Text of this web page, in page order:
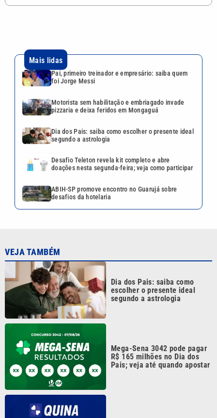
Mais lidas
Pai, primeiro treinador e empresário: saiba quem
foi Jorge Messi
Motorista sem habilitação e embriagado invade
pizzaria e deixa feridos em Mongaguá
Dia dos Pais: saiba como escolher o presente ideal
segundo a astrologia
Desafio Teleton revela kit completo e abre
doações nesta segunda-feira; veja como participar
ABIH-SP promove encontro no Guarujá sobre
desafios da hotelaria
VEJA TAMBÉM
Dia dos Pais: saiba como
escolher o presente ideal
segundo a astrologia
Mega-Sena 3042 pode pagar
R$ 165 milhões no Dia dos
Pais; veja até quando apostar